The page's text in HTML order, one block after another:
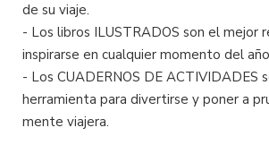
de su viaje.
- Los libros ILUSTRADOS son el mejor
inspirarse en cualquier momento del
- Los CUADERNOS DE ACTIVIDADES
herramienta para divertirse y poner a
mente viajera.